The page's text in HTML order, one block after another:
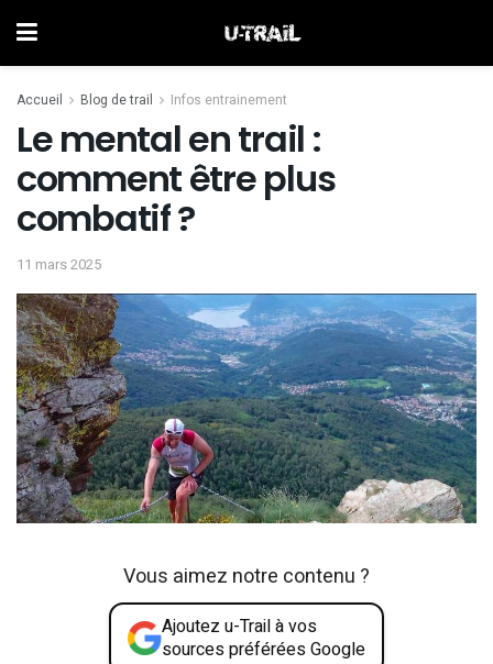
Accueil Blog de trail Infos entrainement
Le mental en trail :
comment être plus
combatif ?
11 mars 2025
Vous aimez notre contenu ?
Ajoutez u-Trail à vos
sources préférées Google